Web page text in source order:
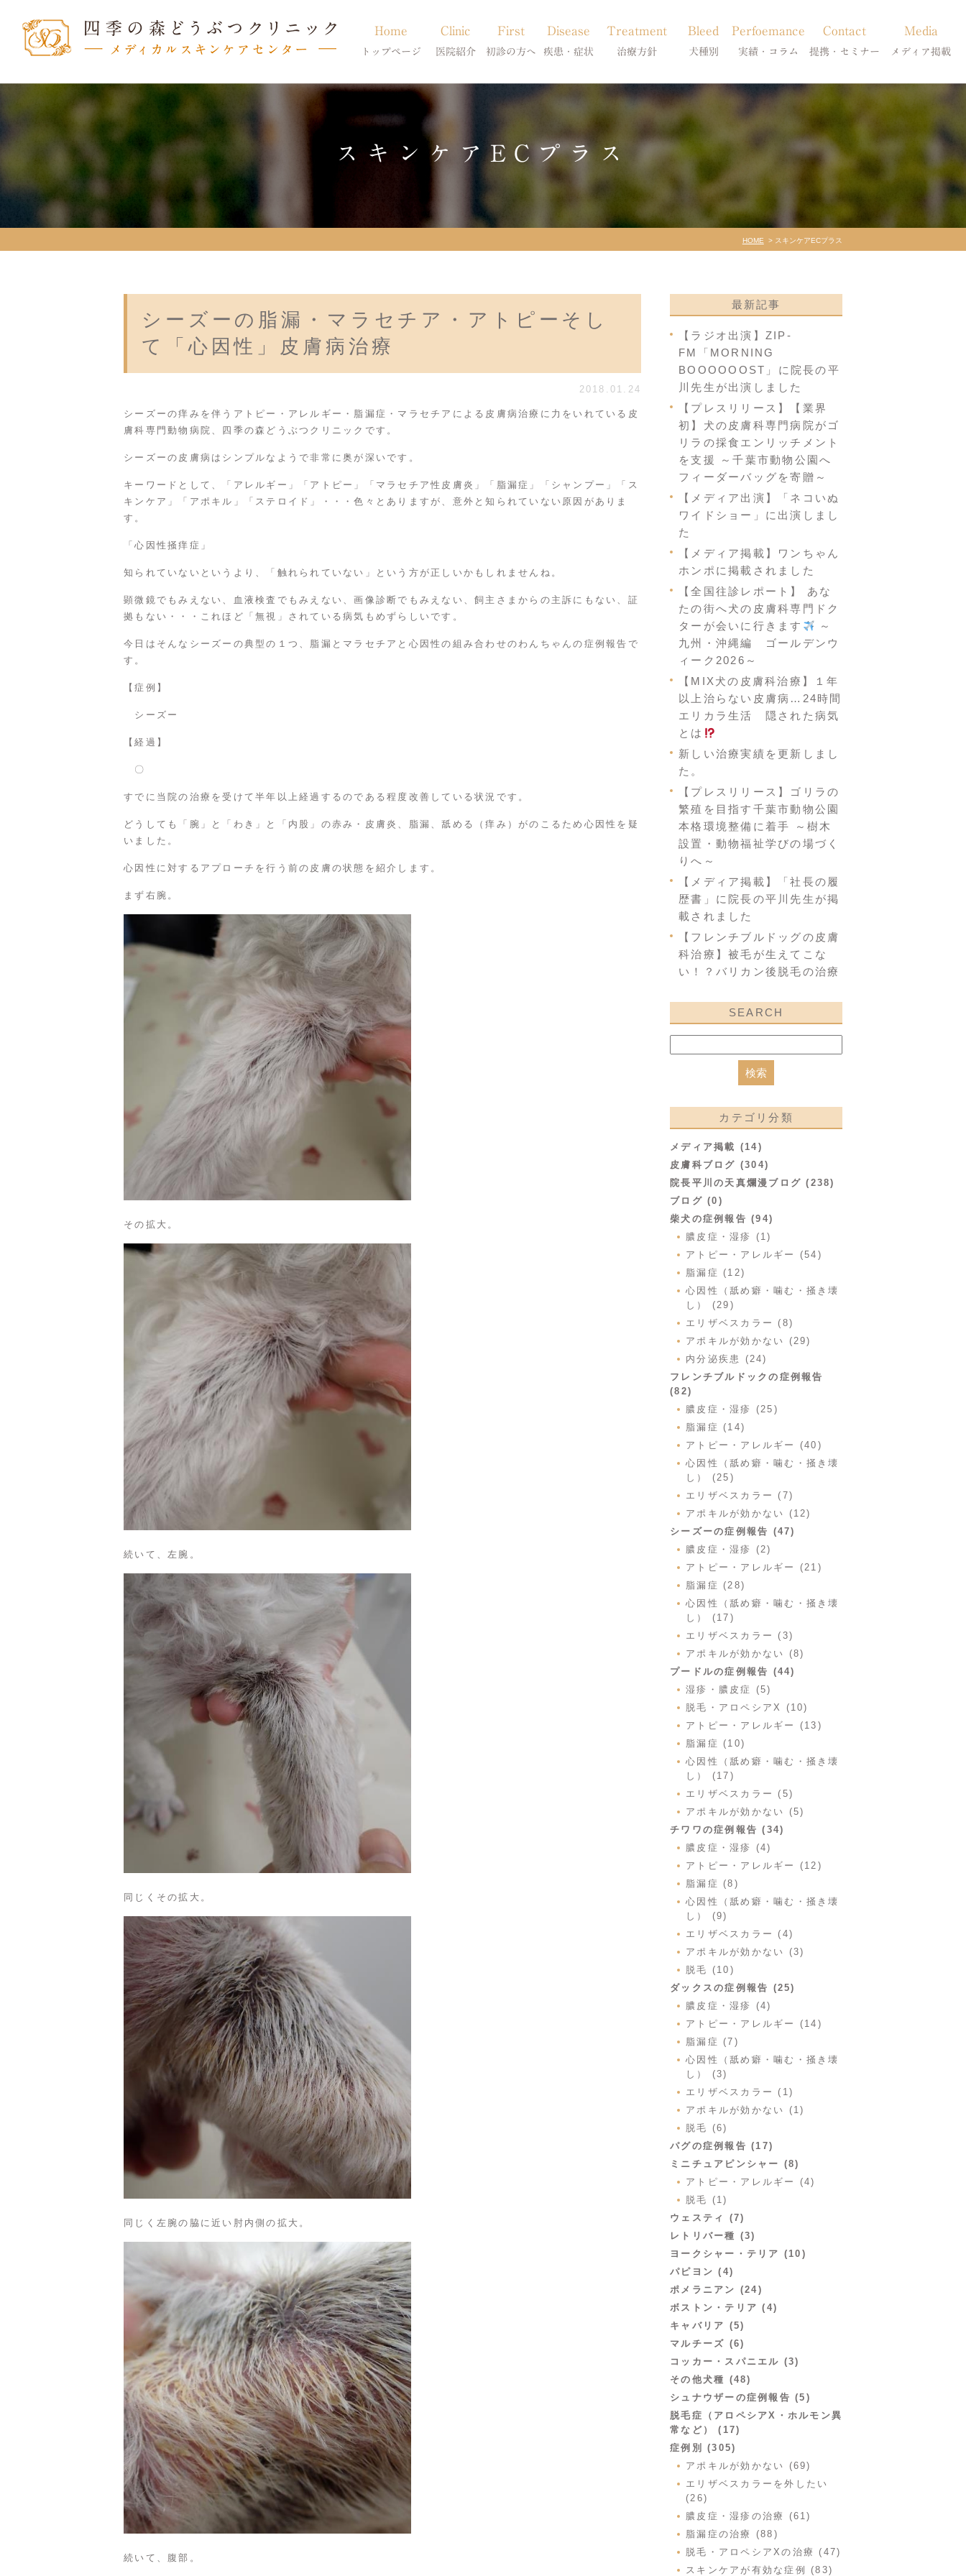
Home
トップページ
Clinic
医院紹介
当院のご紹介
獣医師紹介
First
初診の方へ
初診の方へ
Disease
疾患・症状
アトピー・アレルギー
膿皮症・脂漏症
脱毛症・アロペシアX
アポキルが効かない皮膚病
Treatment
治療方針
体質改善・食事療法
Bleed
犬種別
柴犬の皮膚病
シーズーの皮膚病
フレンチブルドッグの皮膚病
トイプードルの皮膚病
Perfoemance
実績・コラム
症状別
コラム「皮膚科のいろは」
Contact
提携・セミナー
診療提携・セミナー開催
Media
メディア掲載
スキンケアECプラス
HOME スキンケアECプラス
シーズーの脂漏・マラセチア・アトピーそし
て「心因性」皮膚病治療
2018.01.24
シーズーの痒みを伴うアトピー・アレルギー・脂漏症・マラセチアによる皮膚病治療に力をいれている皮
膚科専門動物病院、四季の森どうぶつクリニックです。
シーズーの皮膚病はシンプルなようで非常に奥が深いです。
キーワードとして、「アレルギー」「アトピー」「マラセチア性皮膚炎」「脂漏症」「シャンプー」「ス
キンケア」「アポキル」「ステロイド」・・・色々とありますが、意外と知られていない原因がありま
す。
「心因性掻痒症」
知られていないというより、「触れられていない」という方が正しいかもしれませんね。
顕微鏡でもみえない、血液検査でもみえない、画像診断でもみえない、飼主さまからの主訴にもない、証
拠もない・・・これほど「無視」されている病気もめずらしいです。
今日はそんなシーズーの典型の１つ、脂漏とマラセチアと心因性の組み合わせのわんちゃんの症例報告で
す。
【症例】
シーズー
【経過】
〇
すでに当院の治療を受けて半年以上経過するのである程度改善している状況です。
どうしても「腕」と「わき」と「内股」の赤み・皮膚炎、脂漏、舐める（痒み）がのこるため心因性を疑
いました。
心因性に対するアプローチを行う前の皮膚の状態を紹介します。
まず右腕。
その拡大。
続いて、左腕。
同じくその拡大。
同じく左腕の脇に近い肘内側の拡大。
続いて、腹部。
最新記事
【ラジオ出演】ZIP-
FM「MORNING
BOOOOOOST」に院長の平
川先生が出演しました
【プレスリリース】【業界
初】犬の皮膚科専門病院がゴ
リラの採食エンリッチメント
を支援 ～千葉市動物公園へ
フィーダーバッグを寄贈～
【メディア出演】「ネコいぬ
ワイドショー」に出演しまし
た
【メディア掲載】ワンちゃん
ホンポに掲載されました
【全国往診レポート】 あな
たの街へ犬の皮膚科専門ドク
ターが会いに行きます
～
九州・沖縄編 ゴールデンウ
ィーク2026～
【MIX犬の皮膚科治療】１年
以上治らない皮膚病…24時間
エリカラ生活 隠された病気
とは
新しい治療実績を更新しまし
た。
【プレスリリース】ゴリラの
繁殖を目指す千葉市動物公園
本格環境整備に着手 ～樹木
設置・動物福祉学びの場づく
りへ～
【メディア掲載】「社長の履
歴書」に院長の平川先生が掲
載されました
【フレンチブルドッグの皮膚
科治療】被毛が生えてこな
い！？バリカン後脱毛の治療
SEARCH
カテゴリ分類
メディア掲載 (14)
皮膚科ブログ (304)
院長平川の天真爛漫ブログ (238)
ブログ (0)
柴犬の症例報告 (94)
膿皮症・湿疹 (1)
アトピー・アレルギー (54)
脂漏症 (12)
心因性（舐め癖・噛む・掻き壊
し） (29)
エリザベスカラー (8)
アポキルが効かない (29)
内分泌疾患 (24)
フレンチブルドックの症例報告
(82)
膿皮症・湿疹 (25)
脂漏症 (14)
アトピー・アレルギー (40)
心因性（舐め癖・噛む・掻き壊
し） (25)
エリザベスカラー (7)
アポキルが効かない (12)
シーズーの症例報告 (47)
膿皮症・湿疹 (2)
アトピー・アレルギー (21)
脂漏症 (28)
心因性（舐め癖・噛む・掻き壊
し） (17)
エリザベスカラー (3)
アポキルが効かない (8)
プードルの症例報告 (44)
湿疹・膿皮症 (5)
脱毛・アロペシアX (10)
アトピー・アレルギー (13)
脂漏症 (10)
心因性（舐め癖・噛む・掻き壊
し） (17)
エリザベスカラー (5)
アポキルが効かない (5)
チワワの症例報告 (34)
膿皮症・湿疹 (4)
アトピー・アレルギー (12)
脂漏症 (8)
心因性（舐め癖・噛む・掻き壊
し） (9)
エリザベスカラー (4)
アポキルが効かない (3)
脱毛 (10)
ダックスの症例報告 (25)
膿皮症・湿疹 (4)
アトピー・アレルギー (14)
脂漏症 (7)
心因性（舐め癖・噛む・掻き壊
し） (3)
エリザベスカラー (1)
アポキルが効かない (1)
脱毛 (6)
パグの症例報告 (17)
ミニチュアピンシャー (8)
アトピー・アレルギー (4)
脱毛 (1)
ウェスティ (7)
レトリバー種 (3)
ヨークシャー・テリア (10)
パピヨン (4)
ポメラニアン (24)
ボストン・テリア (4)
キャバリア (5)
マルチーズ (6)
コッカー・スパニエル (3)
その他犬種 (48)
シュナウザーの症例報告 (5)
脱毛症（アロペシアX・ホルモン異
常など） (17)
症例別 (305)
アポキルが効かない (69)
エリザベスカラーを外したい
(26)
膿皮症・湿疹の治療 (61)
脂漏症の治療 (88)
脱毛・アロペシアXの治療 (47)
スキンケアが有効な症例 (83)